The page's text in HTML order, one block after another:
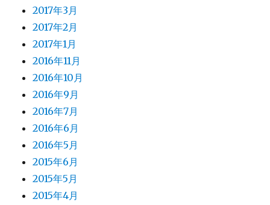
2017年3月
2017年2月
2017年1月
2016年11月
2016年10月
2016年9月
2016年7月
2016年6月
2016年5月
2015年6月
2015年5月
2015年4月